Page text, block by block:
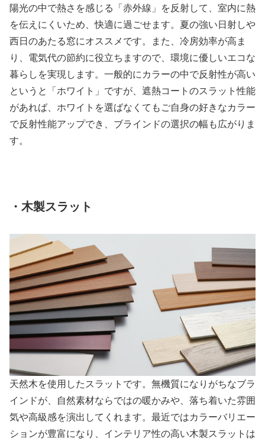
陽光の中で熱さを感じる「赤外線」を反射して、室内に熱
を伝えにくいため、快適に過ごせます。夏の強い日射しや
西日のあたる窓にオススメです。また、冷房効率が高ま
り、電気代の節約に役立ちますので、環境に優しいエコな
暮らしを実現します。一般的にカラーの中で反射性が高い
というと「ホワイト」ですが、遮熱コートのスラット性能
があれば、ホワイトを選ばなくてもご自身の好きなカラー
で反射性能アップでき、ブラインドの選択の幅も広がりま
す。
・木製スラット
天然木を使用したスラットです。無機質になりがちなブラ
インドが、自然素材ならではの暖かみや、落ち着いた雰囲
気や高級感を演出してくれます。最近ではカラーバリエー
ションが豊富になり、インテリア性の高い木製スラットは